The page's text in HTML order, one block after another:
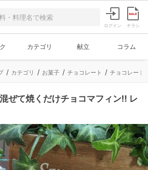
ログイン チラシ
カテゴリ 献立 コラム
カテゴリ お菓子 チョコレート チョコレート
ぜて焼くだけチョコマフィン!! レ